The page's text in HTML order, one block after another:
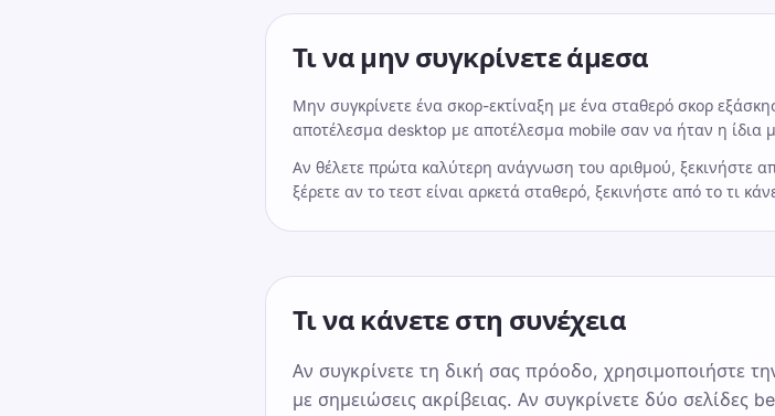
Τι να μην συγκρίνετε άμεσα
Μην συγκρίνετε ένα σκορ-εκτίναξη με ένα σταθερό σκορ
αποτέλεσμα desktop με αποτέλεσμα mobile σαν να ήταν η ίδια
Αν θέλετε πρώτα καλύτερη ανάγνωση του αριθμού, ξεκινήστε
ξέρετε αν το τεστ είναι αρκετά σταθερό, ξεκινήστε από το τι
Τι να κάνετε στη συνέχεια
Αν συγκρίνετε τη δική σας πρόοδο, χρησιμοποιήστε
με σημειώσεις ακρίβειας. Αν συγκρίνετε δύο σελίδες